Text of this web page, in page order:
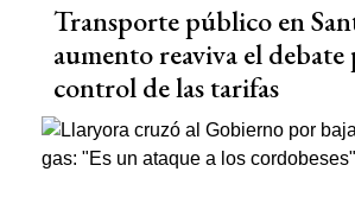
Transporte público en
aumento reaviva el debate
control de las tarifas